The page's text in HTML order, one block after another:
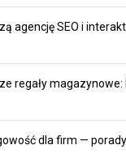
agencję SEO i
regały
dla firm —